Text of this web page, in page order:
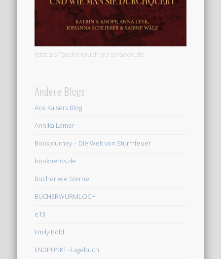
Jetzt als Taschenbuch bei amazon.de
Andere Blogs
Ace Kaisers Blog
Annika Lamer
Bookjourney – Die Welt von Sturmfeuer
booknerds.de
Bücher wie Sterne
BÜCHERWURMLOCH
e13
Emily Bold
ENDPUNKT -Tagebuch